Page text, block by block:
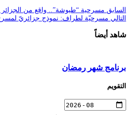
السابق مسرحية “طيوشة”.. واقع من الجزائر
التالي مسرحيّة لطراف: نموذج جزائريّ
شاهد أيضاً
برنامج شهر رمضان
التقويم